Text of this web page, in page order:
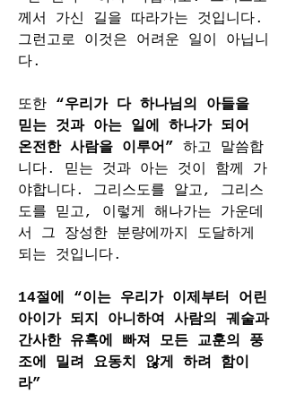
께서 가신 길을 따라가는 것입니다.
그런고로 이것은 어려운 일이 아닙니
다.
또한 “우리가 다 하나님의 아들을
믿는 것과 아는 일에 하나가 되어
온전한 사람을 이루어” 하고 말씀합
니다. 믿는 것과 아는 것이 함께 가
야합니다. 그리스도를 알고, 그리스
도를 믿고, 이렇게 해나가는 가운데
서 그 장성한 분량에까지 도달하게
되는 것입니다.
14절에 “이는 우리가 이제부터 어린
아이가 되지 아니하여 사람의 궤술과
간사한 유혹에 빠져 모든 교훈의 풍
조에 밀려 요동치 않게 하려 함이
라”